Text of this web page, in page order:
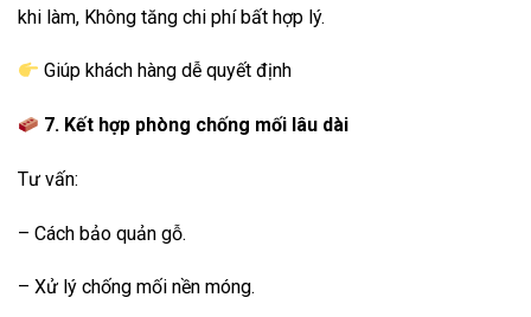
khi làm, Không tăng chi phí bất hợp lý.
Giúp khách hàng dễ quyết định
7. Kết hợp phòng chống mối lâu dài
Tư vấn:
– Cách bảo quản gỗ.
– Xử lý chống mối nền móng.